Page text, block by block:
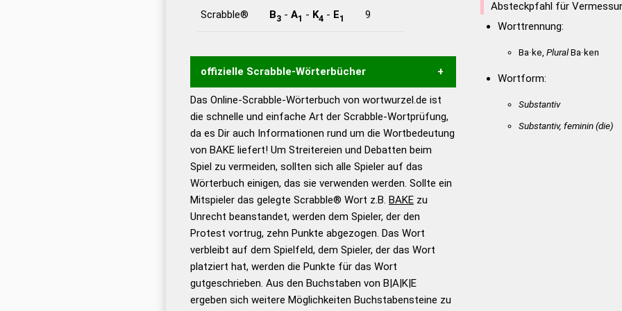
Scrabble® B3- A1 - K4 - E1 9
offizielle Scrabble-Wörterbücher
Wortwurzel liefert mit Hilfe eines semantischen
Wortanalyse-Algorithmus gute Anhaltspunkte zu
Wortbedeutung, Worttrennung und Wortform, um die
Gültigkeit eines Wortes für das Scrabble-Spiel zu
bestimmen! zugelassene Turnier Scrabble-
Wörterbücher sind:
Duden – Standardwerk in 12
Bänden
Duden – Richtiges und gutes
Deutsch
Duden – Die deutsche Grammatik
Das Online-Scrabble-Wörterbuch von wortwurzel.de ist
die schnelle und einfache Art der Scrabble-Wortprüfung,
da es Dir auch Informationen rund um die Wortbedeutung
von BAKE liefert! Um Streitereien und Debatten beim
Spiel zu vermeiden, sollten sich alle Spieler auf das
Wörterbuch einigen, das sie verwenden werden. Sollte ein
Mitspieler das gelegte Scrabble® Wort z.B. BAKEzu
Unrecht beanstandet, werden dem Spieler, der den
Protest vortrug, zehn Punkte abgezogen. Das Wort
verbleibt auf dem Spielfeld, dem Spieler, der das Wort
platziert hat, werden die Punkte für das Wort
gutgeschrieben. Aus den Buchstaben von B|A|K|E
ergeben sich weitere Möglichkeiten Buchstabensteine zu
Absteckpfahl für
Worttrennung:
Ba·ke, PluralBa·ken
Wortform:
Substantiv
Substantiv, feminin(die)